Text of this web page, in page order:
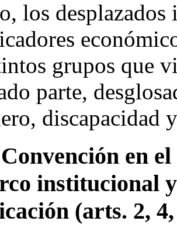
los
grupos que
parte,
discapacidad
en
institucional
(arts. 2,